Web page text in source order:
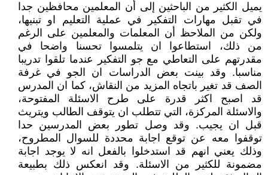
يميل الكثير من الباحثين إلى أن المعلمين محافظين جدا
في تقبل مهارات التفكير في عملية التعليم او تبنيها،
ولكن من الملاحظ أن المعلمات والمعلمين على الرغم
من ذلك، استطاعوا ان يتلمسوا تحسنا واضحا في
مقدرتهم على التعاطي مع جو التفكير عندما تلقوا تدريبا
مناسبا. وقد بينت بعض الدراسات ان الجو في غرفة
الصف قد تغير باتجاه المزيد من النقاش، كما ان المدرس
قد اصبح اكثر قدرة على طرح الاسئلة المفتوحة،
والاسئلة المركزة، التي تتطلب ان يتوقف الطالب ويتريث
قبل ان يجيب. وقد وصل تطور بعض المدرسين حدا
توقفوا معه عن توقع اجابة محددة للسوال المطروح،
وذلك يعني انهم قد استدخلوا بالفعل انه لا يوجد اجابة
مضمونة للكثير من الاسئلة. وقد انعكس ذلك بطبيعة